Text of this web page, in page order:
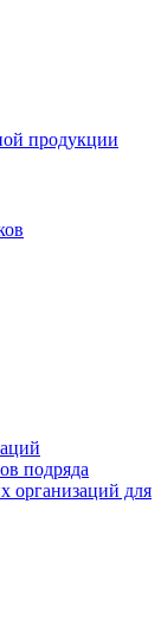
продукции
подряда
организаций для